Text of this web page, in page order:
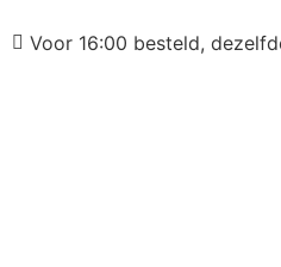
Voor 16:00 besteld,